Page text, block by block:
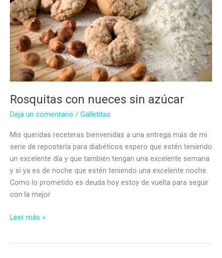
sin
azúcar
Rosquitas con nueces sin azúcar
Deja un comentario / Galletitas
Mis queridas receteras bienvenidas a una entrega más de mi
serie de repostería para diabéticos espero que estén teniendo
un excelente día y que también tengan una excelente semana
y si ya es de noche que estén teniendo una excelente noche.
Como lo prometido es deuda hoy estoy de vuelta para seguir
con la mejor
Rosquitas
Leer más »